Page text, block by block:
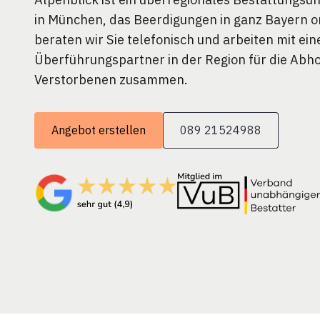
in München, das Beerdigungen in ganz Bayern
beraten wir Sie telefonisch und arbeiten mit
Überführungspartner in der Region für die
Verstorbenen zusammen.
Angebot erstellen 089 21524988